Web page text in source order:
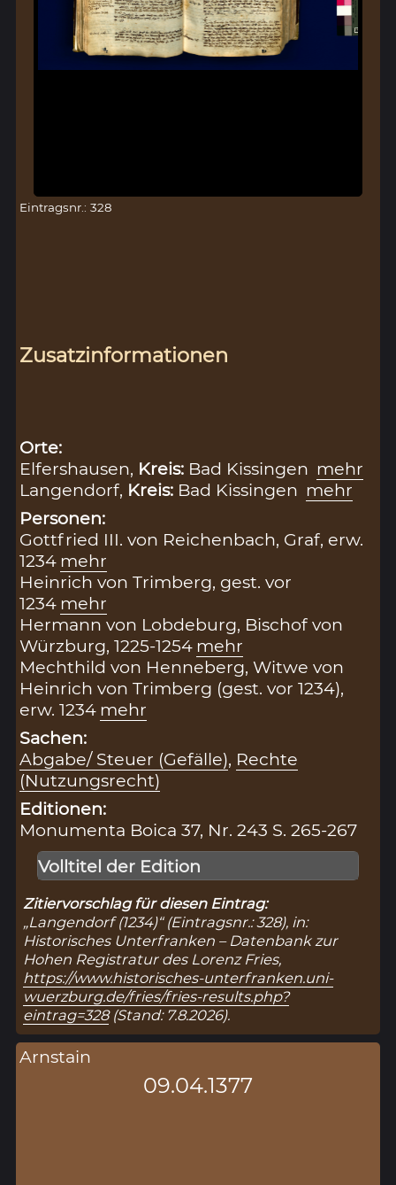
Eintragsnr.: 328
Zusatzinformationen
Orte:
Elfershausen, Kreis: Bad Kissingen mehr
Langendorf, Kreis: Bad Kissingen mehr
Personen:
Gottfried III. von Reichenbach, Graf, erw.
1234 mehr
Heinrich von Trimberg, gest. vor
1234 mehr
Hermann von Lobdeburg, Bischof von
Würzburg, 1225-1254 mehr
Mechthild von Henneberg, Witwe von
Heinrich von Trimberg (gest. vor 1234),
erw. 1234 mehr
Sachen:
Abgabe/ Steuer (Gefälle), Rechte
(Nutzungsrecht)
Editionen:
Monumenta Boica 37, Nr. 243 S. 265-267
Volltitel der Edition
Zitiervorschlag für diesen Eintrag:
„Langendorf (1234)“ (Eintragsnr.: 328), in:
Historisches Unterfranken – Datenbank zur
Hohen Registratur des Lorenz Fries,
https://www.historisches-unterfranken.uni-
wuerzburg.de/fries/fries-results.php?
eintrag=328(Stand: 7.8.2026).
Arnstain
09.04.1377